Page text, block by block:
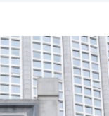
文化傳承新篇章
拉美國家有權